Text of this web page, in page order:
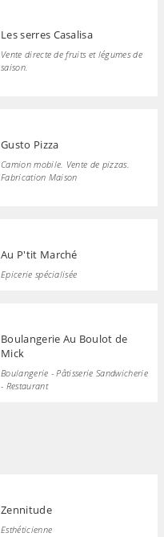
Les serres Casalisa
Vente directe de fruits et légumes de
saison.
Gusto Pizza
Camion mobile. Vente de pizzas.
Fabrication Maison
Au P'tit Marché
Epicerie spécialisée
Boulangerie Au Boulot de
Mick
Boulangerie - Pâtisserie Sandwicherie
- Restaurant
Zennitude
Esthéticienne